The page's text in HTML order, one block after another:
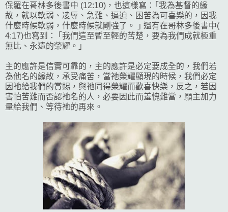
保羅在哥林多後書中 (12:10)，也這樣寫：｢我為基督的緣
故，就以軟弱、凌辱、急難、逼迫、困苦為可喜樂的，因我
什麼時候軟弱，什麼時候就剛強了。 ｣ 還有在哥林多後書中(
4:17)也寫到： ｢我們這至暫至輕的苦楚，要為我們成就極重
無比、永遠的榮耀。｣
主的應許是信實可靠的，主的應許是必定要成全的，我們若
為他名的緣故，承受痛苦，當祂榮耀顯現的時候，我們必定
因祂給我們的賞賜，與祂同得榮耀而歡喜快樂，反之，若因
害怕苦難而否認祂名的人，必要因此而羞愧難當，願主加力
量給我們、等待祂的再來。